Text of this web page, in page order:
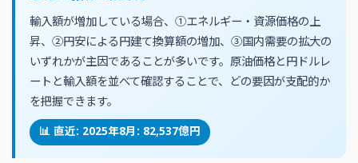
輸入額が増加している場合、①エネルギー・資源価格の上
昇、②円安による円建て換算額の増加、③国内需要の拡大の
いずれかが主因であることが多いです。原油価格と円ドルレ
ートと輸入額を並べて確認することで、どの要因が支配的か
を把握できます。
📊 直近: 2025年8月: 82,537億円